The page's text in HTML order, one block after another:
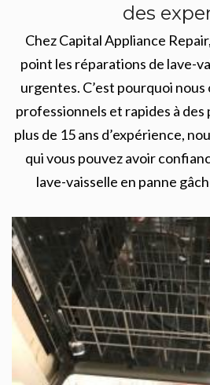
des
Chez Capital Appliance
point les réparations de lave-
urgentes. C’est pourquoi
professionnels et rapides à des
plus de 15 ans d’expérience,
qui vous pouvez avoir
lave-vaisselle en panne